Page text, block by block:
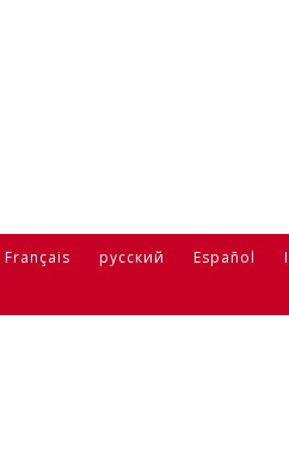
Français русский Español